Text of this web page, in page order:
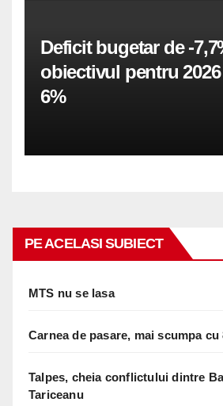
Deficit bugetar de -
obiectivul pentru
6%
PE ACELASI SUBIECT
MTS nu se lasa
Carnea de pasare, mai scumpa cu
Talpes, cheia conflictului dintre
Tariceanu